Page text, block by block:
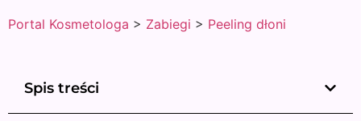
Portal Kosmetologa > Zabiegi > Peeling dłoni
Spis treści